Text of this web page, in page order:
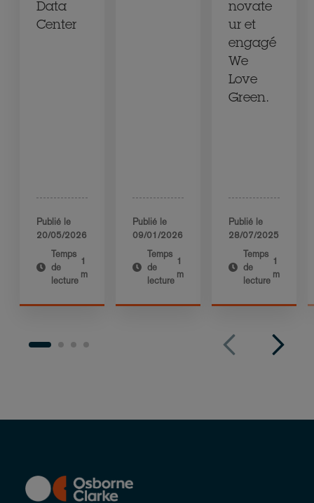
Data
Center
Publié le
20/05/2026
Temps
de
lecture
1
m
Publié le
09/01/2026
Temps
de
lecture
1
m
novate
ur et
engagé
We
Love
Green.
Publié le
28/07/2025
Temps
de
lecture
1
m